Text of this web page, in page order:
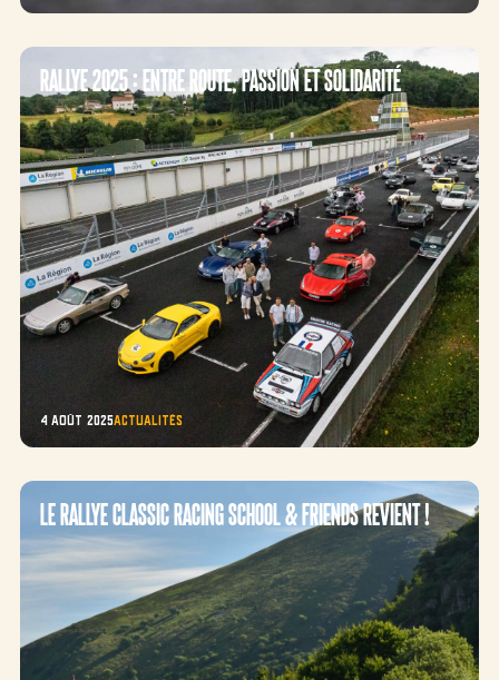
RALLYE 2025 : ENTRE ROUTE, PASSION ET SOLIDARITÉ
4 août 2025Actualités
Le rallye classic racing school & friends revient !